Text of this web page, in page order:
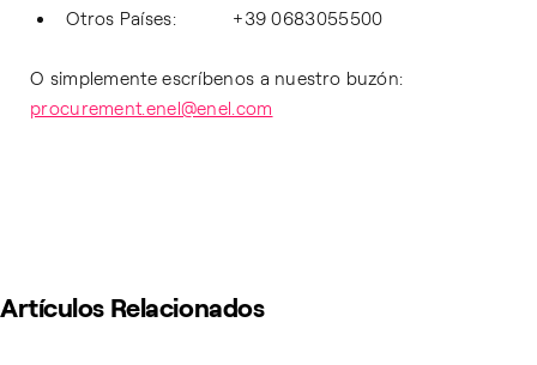
Otros Países: +39 0683055500
O simplemente escríbenos a nuestro buzón:
procurement.enel@enel.com
Artículos Relacionados
y